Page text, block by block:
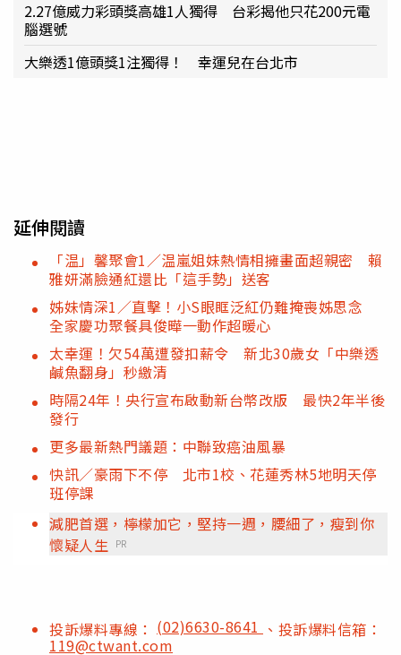
2.27億威力彩頭獎高雄1人獨得 台彩揭他只花200元電
腦選號
大樂透1億頭獎1注獨得！ 幸運兒在台北市
延伸閱讀
「温」馨聚會1／温嵐姐妹熱情相擁畫面超親密 賴
雅妍滿臉通紅還比「這手勢」送客
姊妹情深1／直擊！小S眼眶泛紅仍難掩喪姊思念
全家慶功聚餐具俊曄一動作超暖心
太幸運！欠54萬遭發扣薪令 新北30歲女「中樂透
鹹魚翻身」秒繳清
時隔24年！央行宣布啟動新台幣改版 最快2年半後
發行
更多最新熱門議題：中聯致癌油風暴
快訊／豪雨下不停 北市1校、花蓮秀林5地明天停
班停課
減肥首選，檸檬加它，堅持一週，腰細了，瘦到你
懷疑人生
PR
投訴爆料專線： (02)6630-8641 、投訴爆料信箱：
119@ctwant.com